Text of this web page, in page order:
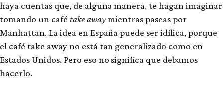
haya cuentas que, de alguna manera, te hagan imaginar
tomando un café take awaymientras paseas por
Manhattan. La idea en España puede ser idílica, porque
el café take away no está tan generalizado como en
Estados Unidos. Pero eso no significa que debamos
hacerlo.